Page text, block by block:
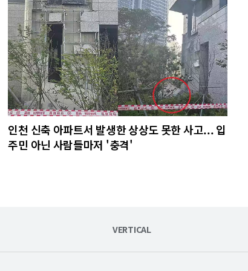
인천 신축 아파트서 발생한 상상도 못한 사고... 입
주민 아닌 사람들마저 '충격'
VERTICAL